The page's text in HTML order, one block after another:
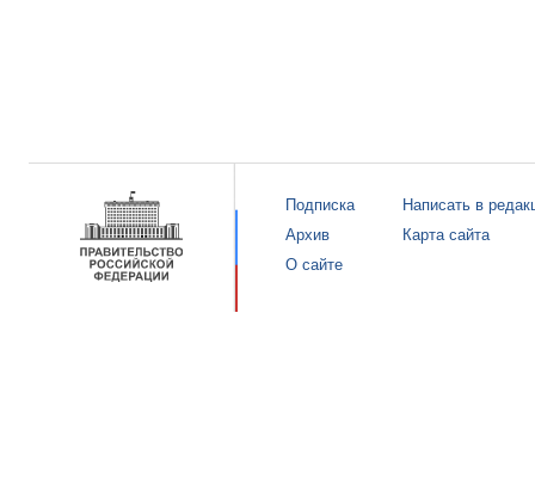
Подписка
Архив
О сайте
Написать в
Карта сайта